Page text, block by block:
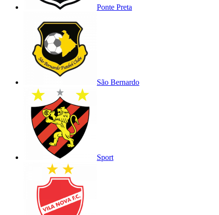
Ponte Preta
São Bernardo
Sport